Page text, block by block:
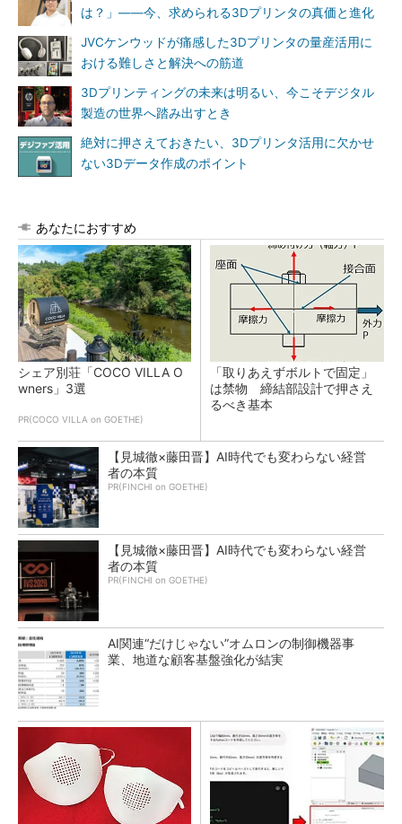
は？」――今、求められる3Dプリンタの真価と進化
JVCケンウッドが痛感した3Dプリンタの量産活用に
おける難しさと解決への筋道
3Dプリンティングの未来は明るい、今こそデジタル
製造の世界へ踏み出すとき
絶対に押さえておきたい、3Dプリンタ活用に欠かせ
ない3Dデータ作成のポイント
あなたにおすすめ
シェア別荘「COCO VILLA O
wners」3選
PR(COCO VILLA on GOETHE)
「取りあえずボルトで固定」
は禁物 締結部設計で押さえ
るべき基本
【見城徹×藤田晋】AI時代でも変わらない経営
者の本質
PR(FINCHI on GOETHE)
【見城徹×藤田晋】AI時代でも変わらない経営
者の本質
PR(FINCHI on GOETHE)
AI関連“だけじゃない”オムロンの制御機器事
業、地道な顧客基盤強化が結実